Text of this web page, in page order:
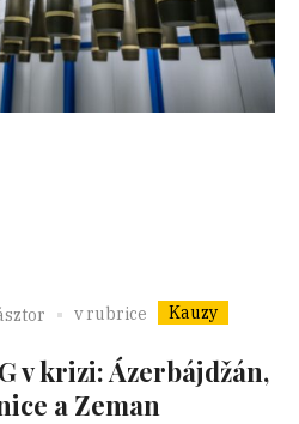
v rubrice Kauzy
v krizi: Ázerbájdžán,
a Zeman